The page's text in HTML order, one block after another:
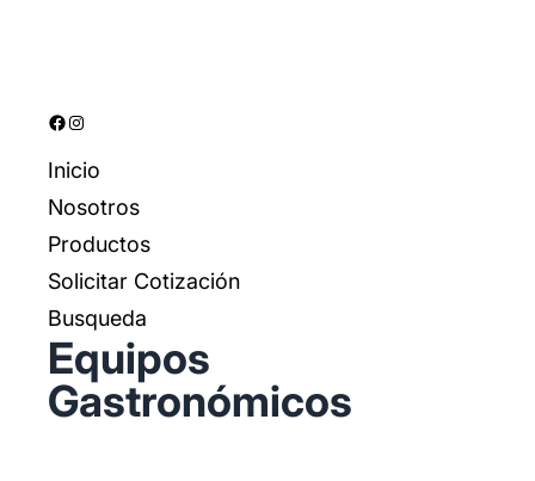
Facebook Instagram
Inicio
Nosotros
Productos
Solicitar Cotización
Busqueda
Equipos
Gastronómicos